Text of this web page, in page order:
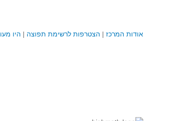
אודות המרכז | הצטרפות לרשימת תפוצה | היו